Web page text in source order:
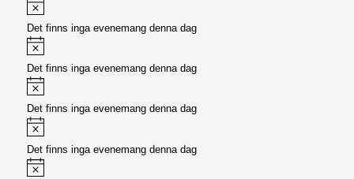
Det finns inga evenemang denna dag
Det finns inga evenemang denna dag
Det finns inga evenemang denna dag
Det finns inga evenemang denna dag